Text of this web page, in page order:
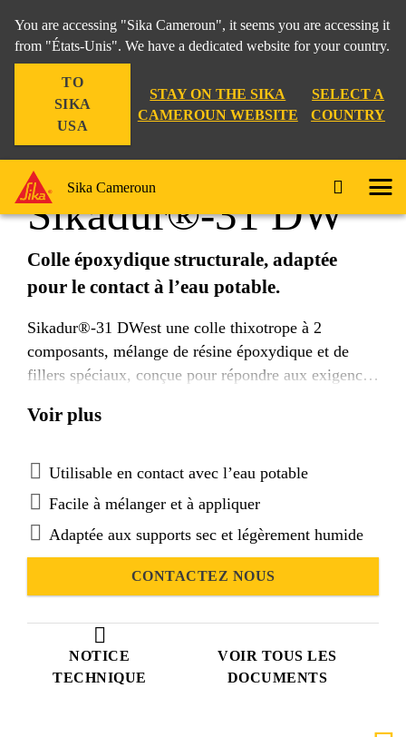
You are accessing "Sika Cameroun", it seems you are accessing it
from "États-Unis". We have a dedicated website for your country.
TO
SIKA
USA
STAY ON THE SIKA
CAMEROUN WEBSITE
SELECT A
COUNTRY
Sika Cameroun
Construction Sikadur®-31 DW
NOTICE
TECHNIQUE
VOIR TOUS LES
DOCUMENTS
Sikadur®-31 DW
Colle époxydique structurale, adaptée
pour le contact à l’eau potable.
Sikadur®-31 DWest une colle thixotrope à 2
composants, mélange de résine époxydique et de
fillers spéciaux, conçue pour répondre aux exigences
humaine.
Voir plus
Utilisable en contact avec l’eau potable
Facile à mélanger et à appliquer
Adaptée aux supports sec et légèrement humide
CONTACTEZ NOUS